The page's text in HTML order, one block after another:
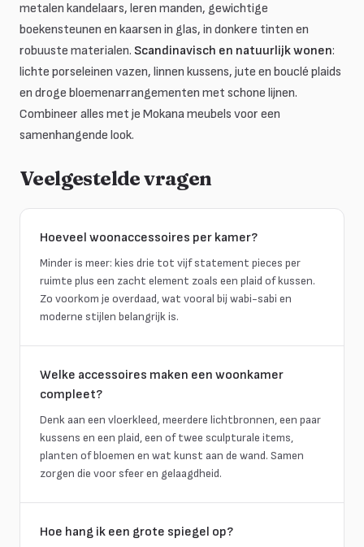
metalen kandelaars, leren manden, gewichtige
boekensteunen en kaarsen in glas, in donkere tinten en
robuuste materialen. Scandinavisch en natuurlijk wonen:
lichte porseleinen vazen, linnen kussens, jute en bouclé plaids
en droge bloemenarrangementen met schone lijnen.
Combineer alles met je Mokana meubels voor een
samenhangende look.
Veelgestelde vragen
Hoeveel woonaccessoires per kamer?
Minder is meer: kies drie tot vijf statement pieces per
ruimte plus een zacht element zoals een plaid of kussen.
Zo voorkom je overdaad, wat vooral bij wabi-sabi en
moderne stijlen belangrijk is.
Welke accessoires maken een woonkamer
compleet?
Denk aan een vloerkleed, meerdere lichtbronnen, een paar
kussens en een plaid, een of twee sculpturale items,
planten of bloemen en wat kunst aan de wand. Samen
zorgen die voor sfeer en gelaagdheid.
Hoe hang ik een grote spiegel op?